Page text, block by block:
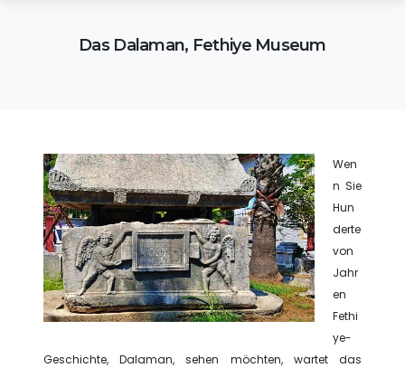
Das Dalaman, Fethiye Museum
Wen
n Sie
Hun
derte
von
Jahr
en
Fethi
ye-
Geschichte, Dalaman, sehen möchten, wartet das